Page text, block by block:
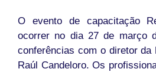
O evento de capacitação
ocorrer no dia 27 de março
conferências com o diretor da
Raúl Candeloro. Os